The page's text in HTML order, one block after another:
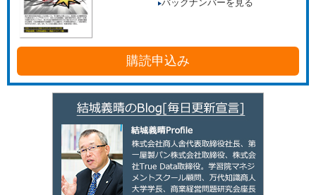
バックナンバーを見る
購読申込み